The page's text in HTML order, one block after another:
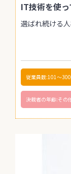
IT技術を使
選ばれ続ける
従業員数:101〜
決裁者の年齢:その